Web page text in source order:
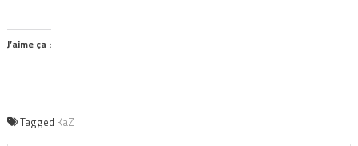
J’aime ça :
Tagged KaZ